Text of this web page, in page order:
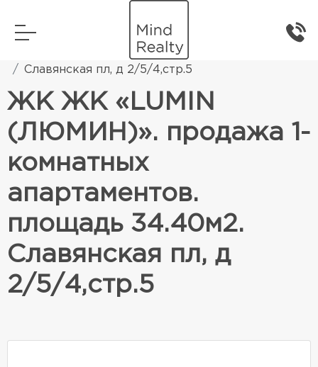
Элитная жилая недвижимость
Славянская пл, д 2/5/4,стр.5
ЖК ЖК «LUMIN
(ЛЮМИН)». продажа 1-
комнатных
апартаментов.
площадь 34.40м2.
Славянская пл, д
2/5/4,стр.5